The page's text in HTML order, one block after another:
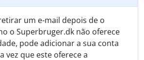
um e-mail depois de o
o Superbruger.dk não oferece
pode adicionar a sua conta
vez que este oferece a